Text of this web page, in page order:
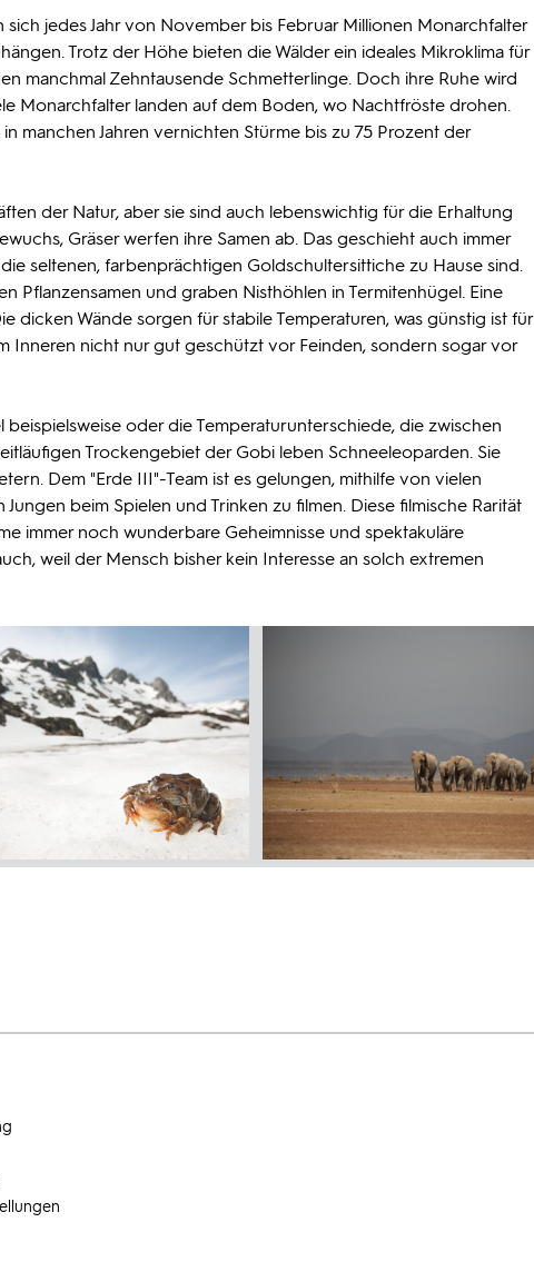
jedes Jahr von November bis Februar Millionen Monarchfalter
Trotz der Höhe bieten die Wälder ein ideales Mikroklima für
manchmal Zehntausende Schmetterlinge. Doch ihre Ruhe wird
Monarchfalter landen auf dem Boden, wo Nachtfröste drohen.
manchen Jahren vernichten Stürme bis zu 75 Prozent der
der Natur, aber sie sind auch lebenswichtig für die Erhaltung
Gräser werfen ihre Samen ab. Das geschieht auch immer
seltenen, farbenprächtigen Goldschultersittiche zu Hause sind.
Pflanzensamen und graben Nisthöhlen in Termitenhügel. Eine
dicken Wände sorgen für stabile Temperaturen, was günstig ist für
Inneren nicht nur gut geschützt vor Feinden, sondern sogar vor
beispielsweise oder die Temperaturunterschiede, die zwischen
Trockengebiet der Gobi leben Schneeleoparden. Sie
Dem "Erde III"-Team ist es gelungen, mithilfe von vielen
beim Spielen und Trinken zu filmen. Diese filmische Rarität
immer noch wunderbare Geheimnisse und spektakuläre
weil der Mensch bisher kein Interesse an solch extremen